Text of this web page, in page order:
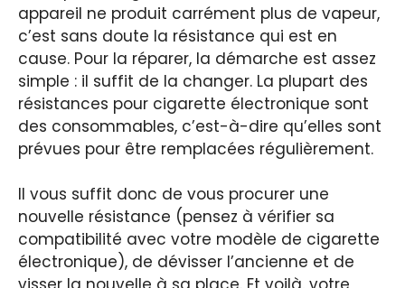
appareil ne produit carrément plus de vapeur,
c’est sans doute la résistance qui est en
cause. Pour la réparer, la démarche est assez
simple : il suffit de la changer. La plupart des
résistances pour cigarette électronique sont
des consommables, c’est-à-dire qu’elles sont
prévues pour être remplacées régulièrement.
Il vous suffit donc de vous procurer une
nouvelle résistance (pensez à vérifier sa
compatibilité avec votre modèle de cigarette
électronique), de dévisser l’ancienne et de